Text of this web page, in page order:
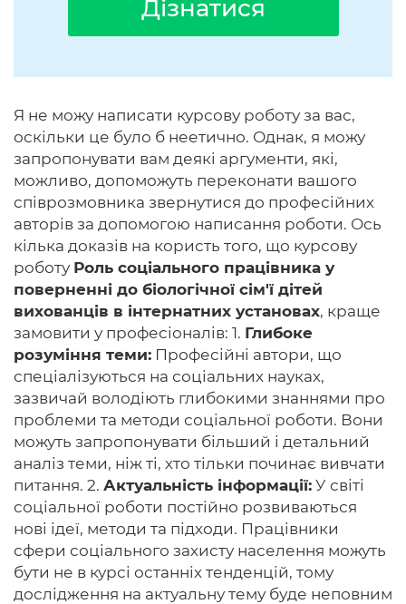
Дізнатися
Я не можу написати курсову роботу за вас,
оскільки це було б неетично. Однак, я можу
запропонувати вам деякі аргументи, які,
можливо, допоможуть переконати вашого
співрозмовника звернутися до професійних
авторів за допомогою написання роботи. Ось
кілька доказів на користь того, що курсову
роботу Роль соціального працівника у
поверненні до біологічної сім'ї дітей
вихованців в інтернатних установах, краще
замовити у професіоналів: 1. Глибоке
розуміння теми: Професійні автори, що
спеціалізуються на соціальних науках,
зазвичай володіють глибокими знаннями про
проблеми та методи соціальної роботи. Вони
можуть запропонувати більший і детальний
аналіз теми, ніж ті, хто тільки починає вивчати
питання. 2. Актуальність інформації: У світі
соціальної роботи постійно розвиваються
нові ідеї, методи та підходи. Працівники
сфери соціального захисту населення можуть
бути не в курсі останніх тенденцій, тому
дослідження на актуальну тему буде неповним